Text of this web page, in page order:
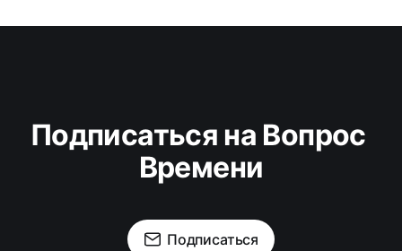
Подписаться на Вопрос
Времени
Подписаться